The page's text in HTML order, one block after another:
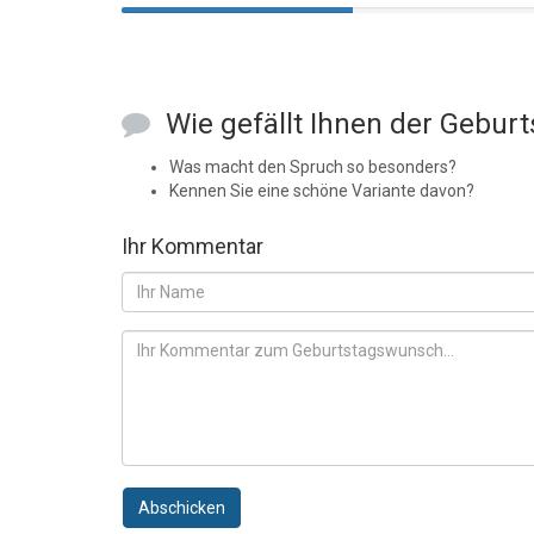
Wie gefällt Ihnen der
Was macht den Spruch so besonders?
Kennen Sie eine schöne Variante davon?
Ihr Kommentar
Abschicken